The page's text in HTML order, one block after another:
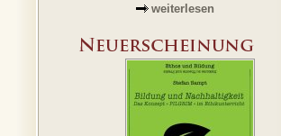
weiterlesen